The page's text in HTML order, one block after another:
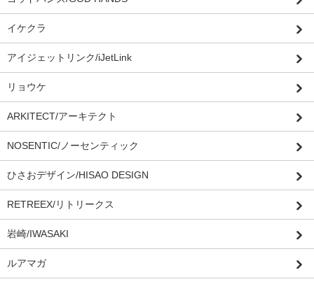
イケクラ
アイジェットリンク/iJetLink
リョウケ
ARKITECT/アーキテクト
NOSENTIC/ノーセンティック
ひさおデザイン/HISAO DESIGN
RETREEX/リトリークス
岩崎/IWASAKI
ルアマガ